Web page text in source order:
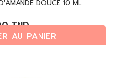
DOUCE 10 ML
TND
(0,0/5)| 0 avis
AU PANIER